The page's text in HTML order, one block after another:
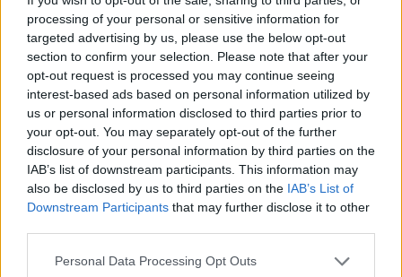
processing of your personal or sensitive information for
targeted advertising by us, please use the below opt-out
section to confirm your selection. Please note that after your
opt-out request is processed you may continue seeing
interest-based ads based on personal information utilized by
us or personal information disclosed to third parties prior to
your opt-out. You may separately opt-out of the further
disclosure of your personal information by third parties on the
IAB’s list of downstream participants. This information may
also be disclosed by us to third parties on the IAB’s List of
Downstream Participants that may further disclose it to other
Personal Data Processing Opt Outs
Αντιβακτηριακές αλοιφές και κρέμες
Τζελ για τα ηλιακά εγκαύματα (πχ αλόη)
Αντικνησμώδη ή αντιφλεγμονώδη αλοιφή ή
κρέμα (στικ για τσιμπήματα εντόμων)
Κολλύριο
Εξεταστικά γάντια
Στιγμιαία κομπρέσα / παγοκύστη
Άλλα σημαντικά είδη
Εντομοαπωθητικά
Χειρουργικές μάσκες